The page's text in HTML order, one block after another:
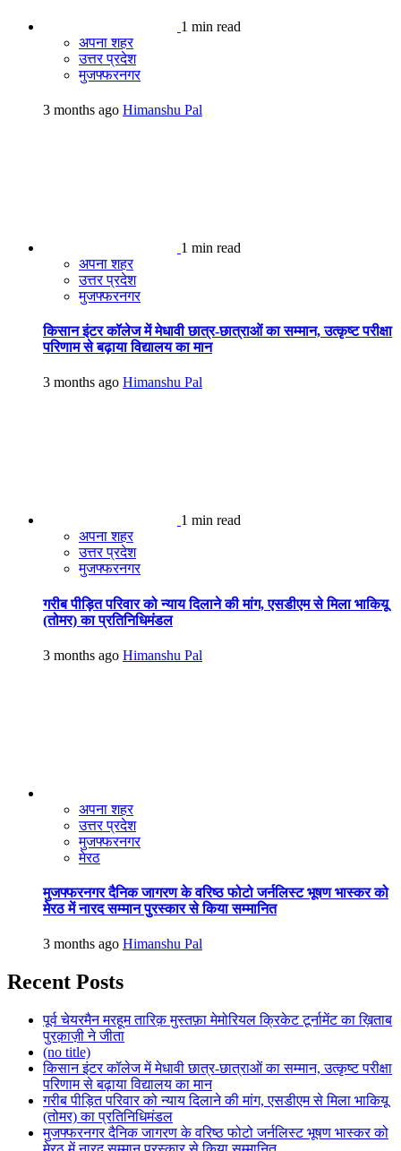
1 min read
अपना शहर
उत्तर प्रदेश
मुजफ्फरनगर
3 months ago Himanshu Pal
1 min read
अपना शहर
उत्तर प्रदेश
मुजफ्फरनगर
किसान इंटर कॉलेज में मेधावी छात्र-छात्राओं का सम्मान, उत्कृष्ट परीक्षा
परिणाम से बढ़ाया विद्यालय का मान
3 months ago Himanshu Pal
1 min read
अपना शहर
उत्तर प्रदेश
मुजफ्फरनगर
गरीब पीड़ित परिवार को न्याय दिलाने की मांग, एसडीएम से मिला भाकियू
(तोमर) का प्रतिनिधिमंडल
3 months ago Himanshu Pal
अपना शहर
उत्तर प्रदेश
मुजफ्फरनगर
मेरठ
मुजफ्फरनगर दैनिक जागरण के वरिष्ठ फोटो जर्नलिस्ट भूषण भास्कर को
मेरठ में नारद सम्मान पुरस्कार से किया सम्मानित
3 months ago Himanshu Pal
Recent Posts
पूर्व चेयरमैन मरहूम तारिक़ मुस्तफ़ा मेमोरियल क्रिकेट टूर्नामेंट का ख़िताब
पुरक़ाज़ी ने जीता
(no title)
किसान इंटर कॉलेज में मेधावी छात्र-छात्राओं का सम्मान, उत्कृष्ट परीक्षा
परिणाम से बढ़ाया विद्यालय का मान
गरीब पीड़ित परिवार को न्याय दिलाने की मांग, एसडीएम से मिला भाकियू
(तोमर) का प्रतिनिधिमंडल
मुजफ्फरनगर दैनिक जागरण के वरिष्ठ फोटो जर्नलिस्ट भूषण भास्कर को